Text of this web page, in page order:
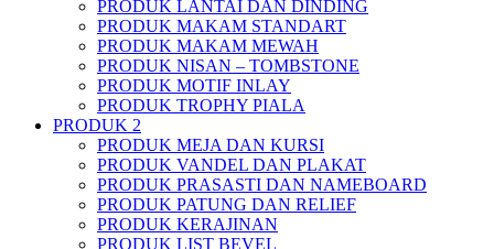
PRODUK LANTAI DAN DINDING
PRODUK MAKAM STANDART
PRODUK MAKAM MEWAH
PRODUK NISAN – TOMBSTONE
PRODUK MOTIF INLAY
PRODUK TROPHY PIALA
PRODUK 2
PRODUK MEJA DAN KURSI
PRODUK VANDEL DAN PLAKAT
PRODUK PRASASTI DAN NAMEBOARD
PRODUK PATUNG DAN RELIEF
PRODUK KERAJINAN
PRODUK LIST BEVEL